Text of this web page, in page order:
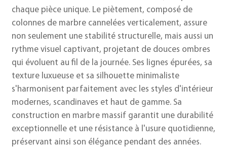
chaque pièce unique. Le piètement, composé de
colonnes de marbre cannelées verticalement, assure
non seulement une stabilité structurelle, mais aussi un
rythme visuel captivant, projetant de douces ombres
qui évoluent au fil de la journée. Ses lignes épurées, sa
texture luxueuse et sa silhouette minimaliste
s'harmonisent parfaitement avec les styles d'intérieur
modernes, scandinaves et haut de gamme. Sa
construction en marbre massif garantit une durabilité
exceptionnelle et une résistance à l'usure quotidienne,
préservant ainsi son élégance pendant des années.